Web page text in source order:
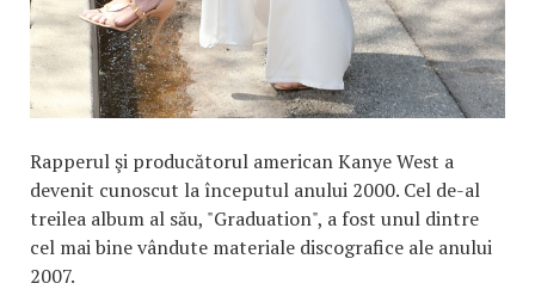
Rapperul şi producătorul american Kanye West a
devenit cunoscut la începutul anului 2000. Cel de-al
treilea album al său, "Graduation", a fost unul dintre
cel mai bine vândute materiale discografice ale anului
2007.